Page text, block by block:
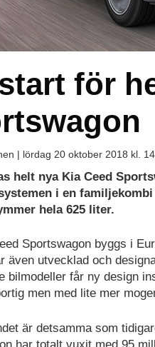
för
| lördag 20 oktober 2018 kl.
helt nya Kia Ceed
i en
hela 625 liter.
Sportswagon byggs i
även utvecklad och
bilmodeller får ny design
men med lite mer
är detsamma som
har totalt vuxit med 95